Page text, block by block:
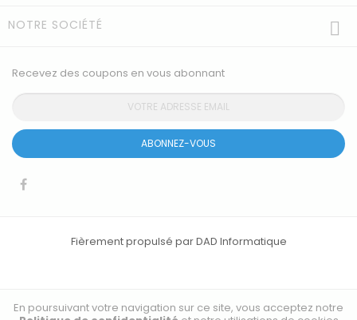
NOTRE SOCIÉTÉ 
Recevez des coupons en vous abonnant
ABONNEZ-VOUS
Fièrement propulsé par DAD Informatique
En poursuivant votre navigation sur ce site, vous acceptez notre